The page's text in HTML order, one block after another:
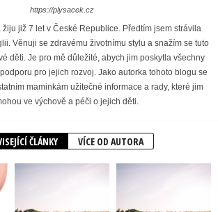
https://plysacek.cz
žiju již 7 let v České Republice. Předtím jsem strávila
Věnuji se zdravému životnímu stylu a snažím se tuto
děti. Je pro mě důležité, abych jim poskytla všechny
pro jejich rozvoj. Jako autorka tohoto blogu se
maminkám užitečné informace a rady, které jim
ve výchově a péči o jejich děti.
ČLÁNKY VÍCE OD AUTORA